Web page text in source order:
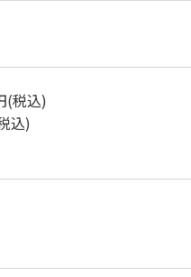
(税込)
込)